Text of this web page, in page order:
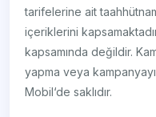
tarifelerine ait
içeriklerini
kapsamında değildir.
yapma veya
Mobil‘de saklıdır.